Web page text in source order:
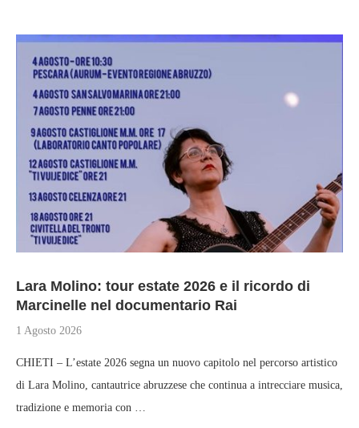
Lara Molino: tour estate 2026 e il ricordo di
Marcinelle nel documentario Rai
1 Agosto 2026
CHIETI – L’estate 2026 segna un nuovo capitolo nel percorso artistico
di Lara Molino, cantautrice abruzzese che continua a intrecciare musica,
tradizione e memoria con …